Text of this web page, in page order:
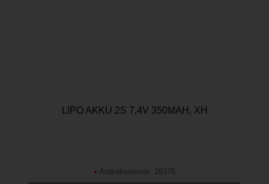
LIPO AKKU 2S 7,4V 350MAH, XH
• Artikelnummer: 28375